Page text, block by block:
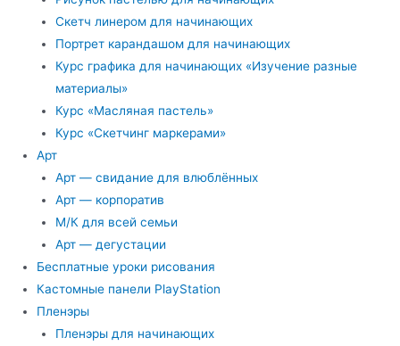
Скетч линером для начинающих
Портрет карандашом для начинающих
Курс графика для начинающих «Изучение разные
материалы»
Курс «Масляная пастель»
Курс «Скетчинг маркерами»
Арт
Арт — свидание для влюблённых
Арт — корпоратив
М/К для всей семьи
Арт — дегустации
Бесплатные уроки рисования
Кастомные панели PlayStation
Пленэры
Пленэры для начинающих